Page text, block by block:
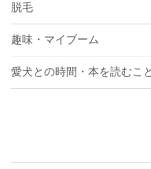
脱毛
趣味・マイブーム
愛犬との時間・本を読むこ